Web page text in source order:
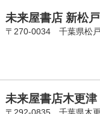
未来屋書店 新松戸
〒270-0034 千葉県松
未来屋書店木更津